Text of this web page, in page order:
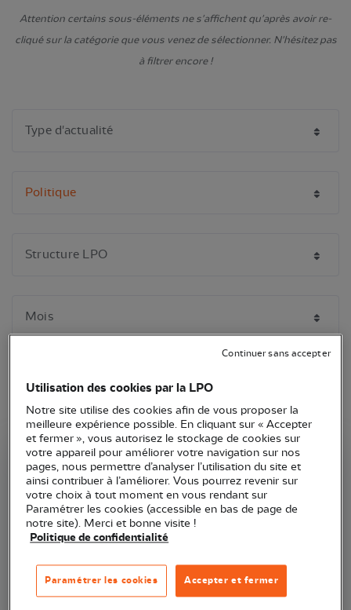
Attention certains sous-éléments ne s'affichent qu'après avoir re-
cliqué sur la catégorie que vous venez de sélectionner. N'hésitez pas
à filtrer encore !
LPO France LPO France
Utilisation des cookies par la LPO
Notre site utilise des cookies afin de vous proposer la
meilleure expérience possible. En cliquant sur « Accepter
et fermer », vous autorisez le stockage de cookies sur
votre appareil pour améliorer votre navigation sur nos
pages, nous permettre d’analyser l’utilisation du site et
ainsi contribuer à l’améliorer. Vous pourrez revenir sur
votre choix à tout moment en vous rendant sur
Paramétrer les cookies (accessible en bas de page de
notre site). Merci et bonne visite !
Politique de confidentialité
Accepter et fermer
Paramétrer les cookies
Continuer sans accepter